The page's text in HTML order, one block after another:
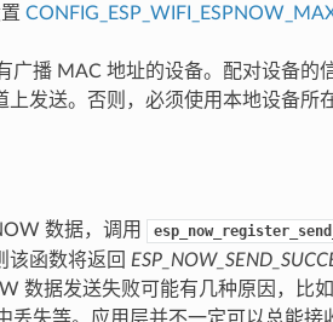
广播 MAC 地址的设备。配对设备的
发送。否则，必须使用本地设备所
数据，调用
该函数将返回
数据发送失败可能有几种原因，比